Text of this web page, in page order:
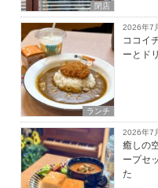
閉店
ランチ
2026年7
ココイ
ーとド
2026年7
癒しの
ープセ
た